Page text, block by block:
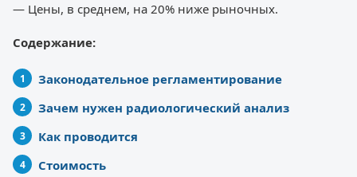
— Цены, в среднем, на 20% ниже рыночных.
Содержание:
Законодательное регламентирование
Зачем нужен радиологический анализ
Как проводится
Стоимость